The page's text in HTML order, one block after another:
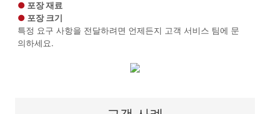
● 포장 재료
● 포장 크기
특정 요구 사항을 전달하려면 언제든지 고객 서비스 팀에 문
의하세요.